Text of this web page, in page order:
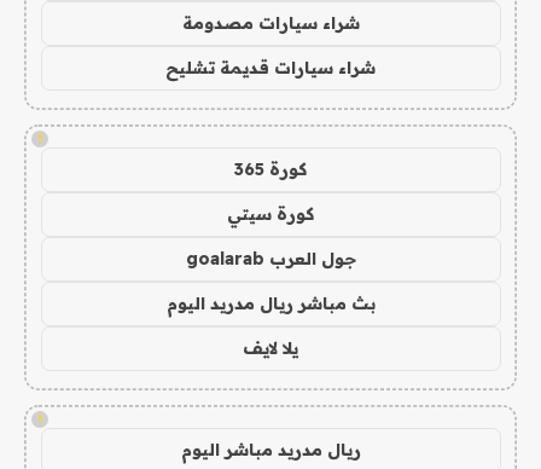
شراء سيارات مصدومة
شراء سيارات قديمة تشليح
!
كورة 365
كورة سيتي
جول العرب goalarab
بث مباشر ريال مدريد اليوم
يلا لايف
!
ريال مدريد مباشر اليوم